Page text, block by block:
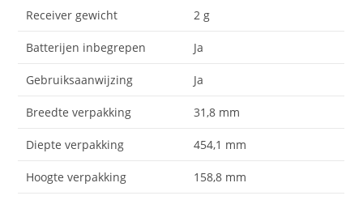
Receiver gewicht 2 g
Batterijen inbegrepen Ja
Gebruiksaanwijzing Ja
Breedte verpakking 31,8 mm
Diepte verpakking 454,1 mm
Hoogte verpakking 158,8 mm